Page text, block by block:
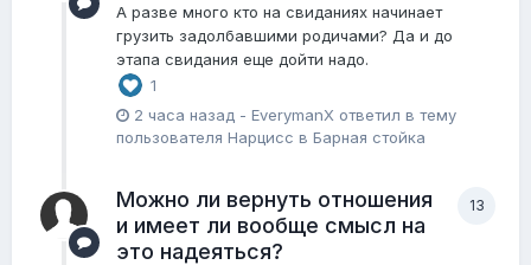
А разве много кто на свиданиях начинает
грузить задолбавшими родичами? Да и до
этапа свидания еще дойти надо.
1
2 часа назад - EverymanX ответил в тему
пользователя Нарцисс в Барная стойка
13
Можно ли вернуть отношения
и имеет ли вообще смысл на
это надеяться?